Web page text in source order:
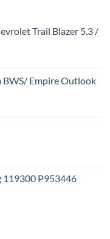
Trail Blazer 5.3 /
BWS/ Empire Outlook
119300 P953446